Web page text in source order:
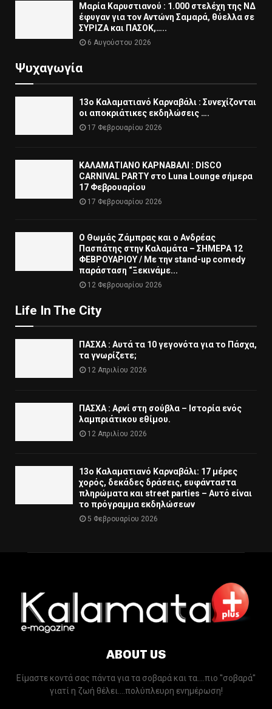
Μαρία Καρυστιανού : 1.000 στελέχη της ΝΔ
έφυγαν για τον Αντώνη Σαμαρά, θύελλα σε
ΣΥΡΙΖΑ και ΠΑΣΟΚ,…..
6 Αυγούστου 2026
Ψυχαγωγία
13ο Καλαματιανό Καρναβάλι : Συνεχίζονται
οι αποκριάτικες εκδηλώσεις ….
17 Φεβρουαρίου 2026
ΚΑΛΑΜΑΤΙΑΝΟ ΚΑΡΝΑΒΑΛΙ : DISCO
CARNIVAL PARTY στο Luna Lounge σήμερα
17 Φεβρουαρίου
17 Φεβρουαρίου 2026
Ο Θωμάς Ζάμπρας και ο Ανδρέας
Πασπάτης στην Καλαμάτα – ΣΗΜΕΡΑ 12
ΦΕΒΡΟΥΑΡΙΟΥ / Με την stand-up comedy
παράσταση “Ξεκινάμε...
12 Φεβρουαρίου 2026
Life In The City
ΠΑΣΧΑ : Αυτά τα 10 γεγονότα για το Πάσχα,
τα γνωρίζετε;
12 Απριλίου 2026
ΠΑΣΧΑ : Αρνί στη σούβλα – Ιστορία ενός
λαμπριάτικου εθίμου.
12 Απριλίου 2026
13ο Καλαματιανό Καρναβάλι: 17 μέρες
χορός, δεκάδες δράσεις, ευφάνταστα
πληρώματα και street parties – Αυτό είναι
το πρόγραμμα εκδηλώσεων
5 Φεβρουαρίου 2026
ABOUT US
Είμαστε κοντά σας πάντα για τα σοβαρά και τα....πιο ''σοβαρά''
γιατί η ζωή θέλει....πολύπλευρη ενημέρωση!